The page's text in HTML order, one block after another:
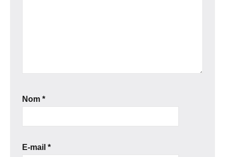
Nom *
E-mail *